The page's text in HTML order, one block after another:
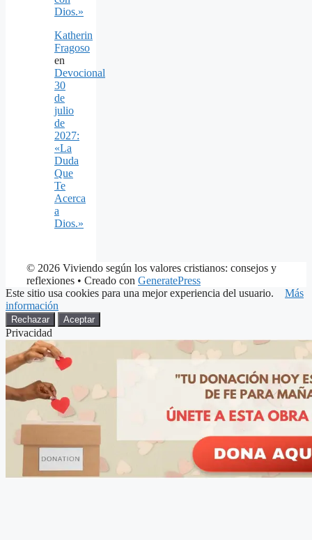
Dios.»
Katherin
Fragoso
en
Devocional
30
de
julio
de
2027:
«La
Duda
Que
Te
Acerca
a
Dios.»
© 2026 Viviendo según los valores cristianos: consejos y
reflexiones • Creado con GeneratePress
Este sitio usa cookies para una mejor experiencia del usuario. Más
información
Rechazar Aceptar
Privacidad